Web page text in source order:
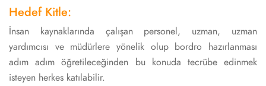
Hedef Kitle:
İnsan kaynaklarında çalışan personel, uzman, uzman
yardımcısı ve müdürlere yönelik olup bordro hazırlanması
adım adım öğretileceğinden bu konuda tecrübe edinmek
isteyen herkes katılabilir.